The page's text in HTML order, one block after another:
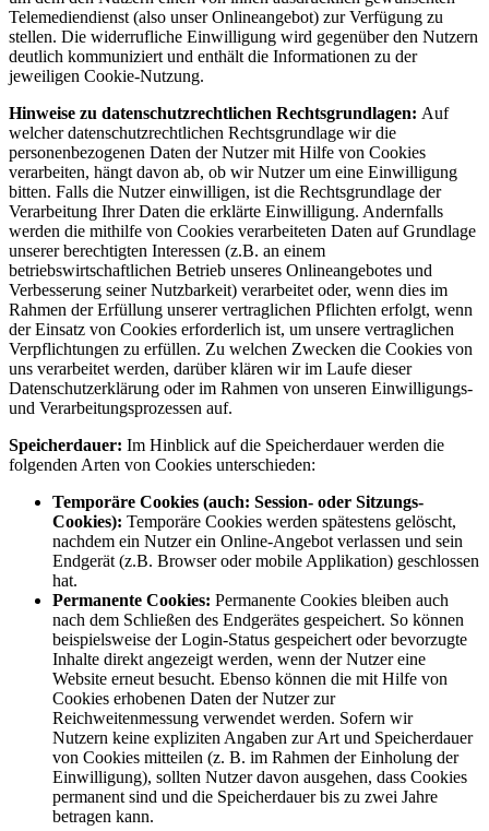
Telemediendienst (also unser Onlineangebot) zur Verfügung zu
stellen. Die widerrufliche Einwilligung wird gegenüber den Nutzern
deutlich kommuniziert und enthält die Informationen zu der
jeweiligen Cookie-Nutzung.
Hinweise zu datenschutzrechtlichen Rechtsgrundlagen: Auf
welcher datenschutzrechtlichen Rechtsgrundlage wir die
personenbezogenen Daten der Nutzer mit Hilfe von Cookies
verarbeiten, hängt davon ab, ob wir Nutzer um eine Einwilligung
bitten. Falls die Nutzer einwilligen, ist die Rechtsgrundlage der
Verarbeitung Ihrer Daten die erklärte Einwilligung. Andernfalls
werden die mithilfe von Cookies verarbeiteten Daten auf Grundlage
unserer berechtigten Interessen (z.B. an einem
betriebswirtschaftlichen Betrieb unseres Onlineangebotes und
Verbesserung seiner Nutzbarkeit) verarbeitet oder, wenn dies im
Rahmen der Erfüllung unserer vertraglichen Pflichten erfolgt, wenn
der Einsatz von Cookies erforderlich ist, um unsere vertraglichen
Verpflichtungen zu erfüllen. Zu welchen Zwecken die Cookies von
uns verarbeitet werden, darüber klären wir im Laufe dieser
Datenschutzerklärung oder im Rahmen von unseren Einwilligungs-
und Verarbeitungsprozessen auf.
Speicherdauer: Im Hinblick auf die Speicherdauer werden die
folgenden Arten von Cookies unterschieden:
Temporäre Cookies (auch: Session- oder Sitzungs-
Cookies): Temporäre Cookies werden spätestens gelöscht,
nachdem ein Nutzer ein Online-Angebot verlassen und sein
Endgerät (z.B. Browser oder mobile Applikation) geschlossen
hat.
Permanente Cookies: Permanente Cookies bleiben auch
nach dem Schließen des Endgerätes gespeichert. So können
beispielsweise der Login-Status gespeichert oder bevorzugte
Inhalte direkt angezeigt werden, wenn der Nutzer eine
Website erneut besucht. Ebenso können die mit Hilfe von
Cookies erhobenen Daten der Nutzer zur
Reichweitenmessung verwendet werden. Sofern wir
Nutzern keine expliziten Angaben zur Art und Speicherdauer
von Cookies mitteilen (z. B. im Rahmen der Einholung der
Einwilligung), sollten Nutzer davon ausgehen, dass Cookies
permanent sind und die Speicherdauer bis zu zwei Jahre
betragen kann.